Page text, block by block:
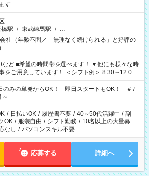
す
橋駅 / 東武練馬駅 / …
社（年齢不問／「無理なく続けられる」と好評の
■希望の時間帯を選べます！ ▼他にも様々な時
をご用意しています！ ＜シフト例＞ 8:30～12:00
13:00～22:00 22:00～翌6:00 など
みの単発からOK！ 即日スタートもOK！ ＃7
～
/ 日払いOK / 履歴書不要 / 40～50代活躍中 / 副
OK / 服装自由 / シフト勤務 / 10名以上の大量募
なし / パソコンスキル不要
応募する 詳細へ